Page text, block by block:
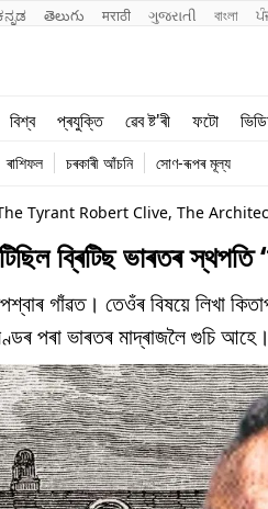
తెలుగు मराठी ગુજરાતી বাংলা
বিশ্ব প্ৰযুক্তি ৱেব ষ্ট'ৰী ফটো
খেল
জীৱনশৈলী
ৰাশিফল চৰকাৰী আঁচনি সোণ-ৰূপৰ মূল্য
Tyrant Robert Clive, The
ভাৰতৰ স্থপতি
গাঁৱত। তেওঁৰ বিষয়ে লিখা
পৰা ভাৰতৰ মাদ্ৰাজলৈ গুচি আহে।